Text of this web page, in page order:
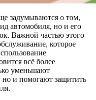
задумываются о том,
автомобиля, но и его
Важной частью этого
которое
всё более
уменьшают
и помогают защитить